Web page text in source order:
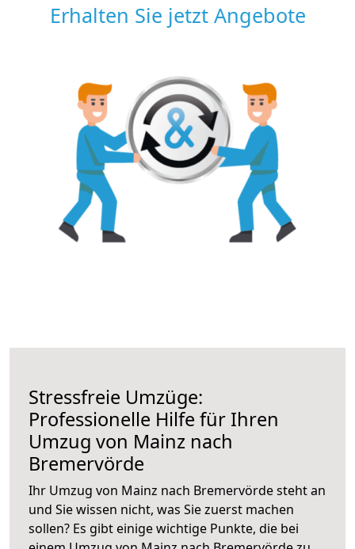
Erhalten Sie jetzt Angebote
Stressfreie Umzüge:
Professionelle Hilfe für Ihren
Umzug von Mainz nach
Bremervörde
Ihr Umzug von Mainz nach Bremervörde steht an
und Sie wissen nicht, was Sie zuerst machen
sollen? Es gibt einige wichtige Punkte, die bei